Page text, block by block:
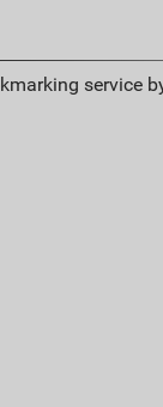
service